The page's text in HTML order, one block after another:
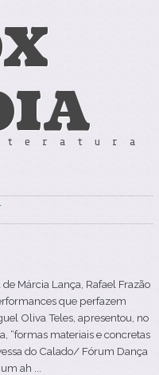
Márcia Lança, Rafael Frazão
que perfazem
Oliva Teles, apresentou, no
“formas materiais e concretas
do Calado/ Fórum Dança
ah ...